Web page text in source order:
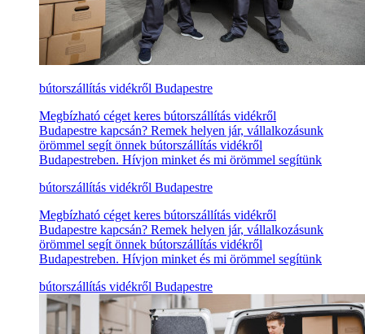
bútorszállítás vidékről Budapestre
Megbízható céget keres bútorszállítás vidékről
Budapestre kapcsán? Remek helyen jár, vállalkozásunk
örömmel segít önnek bútorszállítás vidékről
Budapestreben. Hívjon minket és mi örömmel segítünk
bútorszállítás vidékről Budapestre
Megbízható céget keres bútorszállítás vidékről
Budapestre kapcsán? Remek helyen jár, vállalkozásunk
örömmel segít önnek bútorszállítás vidékről
Budapestreben. Hívjon minket és mi örömmel segítünk
bútorszállítás vidékről Budapestre